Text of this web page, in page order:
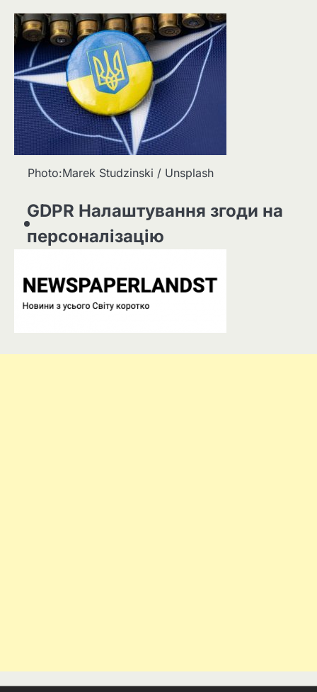
Photo:Marek Studzinski / Unsplash
GDPR Налаштування згоди на
персоналізацію